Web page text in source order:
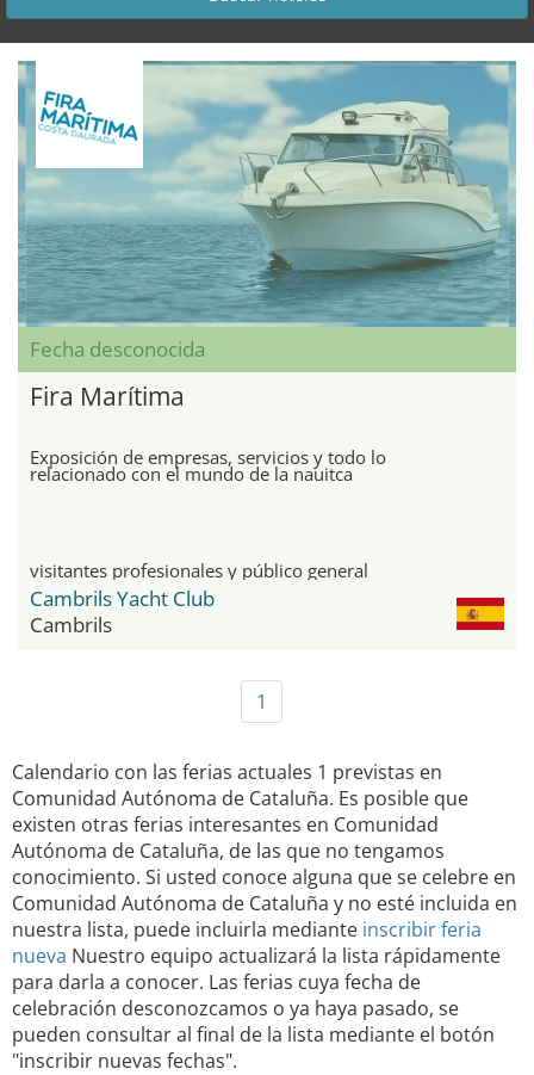
Fecha desconocida
Fira Marítima
Exposición de empresas, servicios y todo lo
relacionado con el mundo de la nauitca
visitantes profesionales y público general
Cambrils Yacht Club
Cambrils
1
Calendario con las ferias actuales 1 previstas en
Comunidad Autónoma de Cataluña. Es posible que
existen otras ferias interesantes en Comunidad
Autónoma de Cataluña, de las que no tengamos
conocimiento. Si usted conoce alguna que se celebre en
Comunidad Autónoma de Cataluña y no esté incluida en
nuestra lista, puede incluirla mediante inscribir feria
nueva Nuestro equipo actualizará la lista rápidamente
para darla a conocer. Las ferias cuya fecha de
celebración desconozcamos o ya haya pasado, se
pueden consultar al final de la lista mediante el botón
"inscribir nuevas fechas".